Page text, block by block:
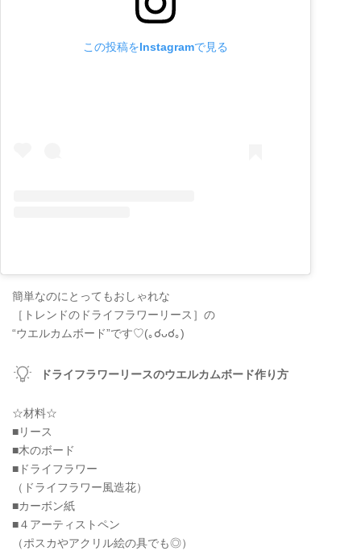
この投稿をInstagramで見る
簡単なのにとってもおしゃれな
［トレンドのドライフラワーリース］の
“ウエルカムボード”です♡(｡☌ᴗ☌｡)
ドライフラワーリースのウエルカムボード作り方
☆材料☆
■リース
■木のボード
■ドライフラワー
（ドライフラワー風造花）
■カーボン紙
■４アーティストペン
（ポスカやアクリル絵の具でも◎）